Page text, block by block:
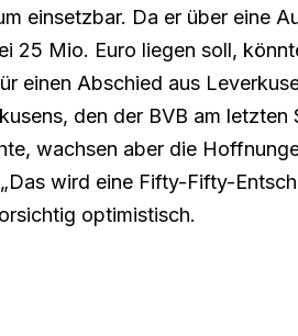
einsetzbar. Da er über eine
25 Mio. Euro liegen soll,
einen Abschied aus
den der BVB am letzten
wachsen aber die
wird eine Fifty-Fifty-
optimistisch.